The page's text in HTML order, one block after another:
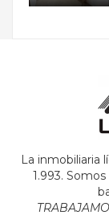
La inmobiliaria
1.993.